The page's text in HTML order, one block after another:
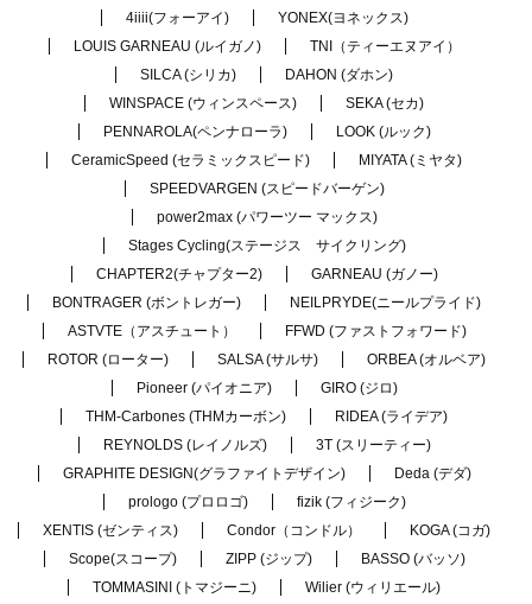
4iiii(フォーアイ)
YONEX(ヨネックス)
LOUIS GARNEAU (ルイガノ)
TNI（ティーエヌアイ）
SILCA (シリカ)
DAHON (ダホン)
WINSPACE (ウィンスペース)
SEKA (セカ)
PENNAROLA(ペンナローラ)
LOOK (ルック)
CeramicSpeed (セラミックスピード)
MIYATA (ミヤタ)
SPEEDVARGEN (スピードバーゲン)
power2max (パワーツー マックス)
Stages Cycling(ステージス サイクリング)
CHAPTER2(チャプター2)
GARNEAU (ガノー)
BONTRAGER (ボントレガー)
NEILPRYDE(ニールプライド)
ASTVTE（アスチュート）
FFWD (ファストフォワード)
ROTOR (ローター)
SALSA (サルサ)
ORBEA (オルベア)
Pioneer (パイオニア)
GIRO (ジロ)
THM-Carbones (THMカーボン)
RIDEA (ライデア)
REYNOLDS (レイノルズ)
3T (スリーティー)
GRAPHITE DESIGN(グラファイトデザイン)
Deda (デダ)
prologo (プロロゴ)
fizik (フィジーク)
XENTIS (ゼンティス)
Condor（コンドル）
KOGA (コガ)
Scope(スコープ)
ZIPP (ジップ)
BASSO (バッソ)
TOMMASINI (トマジーニ)
Wilier (ウィリエール)